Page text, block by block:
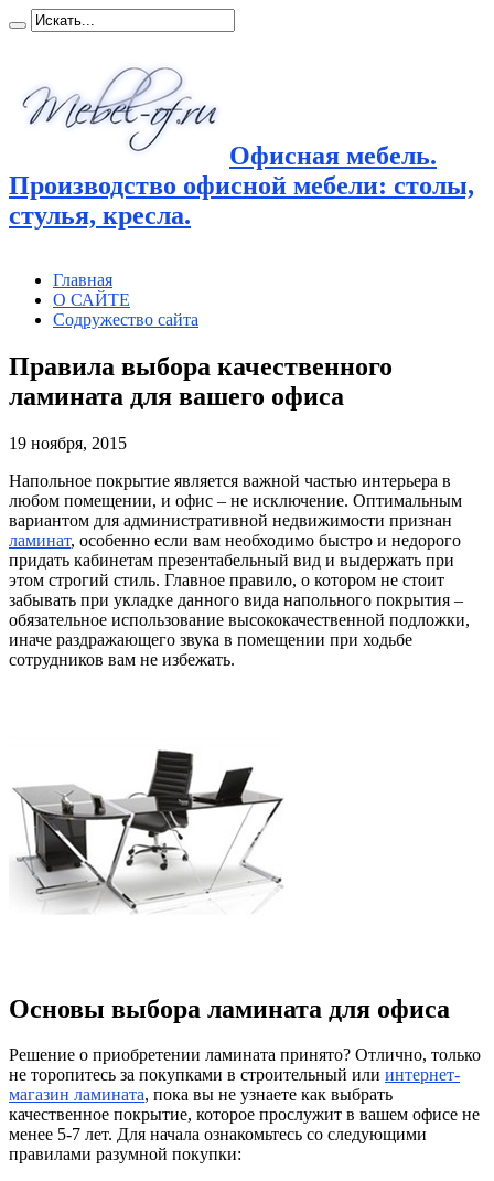
Офисная мебель.
Производство офисной мебели: столы,
стулья, кресла.
Главная
О САЙТЕ
Содружество сайта
Правила выбора качественного
ламината для вашего офиса
19 ноября, 2015
Напольное покрытие является важной частью интерьера в
любом помещении, и офис – не исключение. Оптимальным
вариантом для административной недвижимости признан
ламинат, особенно если вам необходимо быстро и недорого
придать кабинетам презентабельный вид и выдержать при
этом строгий стиль. Главное правило, о котором не стоит
забывать при укладке данного вида напольного покрытия –
обязательное использование высококачественной подложки,
иначе раздражающего звука в помещении при ходьбе
сотрудников вам не избежать.
Основы выбора ламината для офиса
Решение о приобретении ламината принято? Отлично, только
не торопитесь за покупками в строительный или интернет-
магазин ламината, пока вы не узнаете как выбрать
качественное покрытие, которое прослужит в вашем офисе не
менее 5-7 лет. Для начала ознакомьтесь со следующими
правилами разумной покупки: